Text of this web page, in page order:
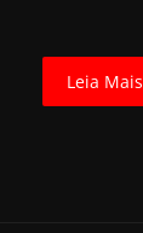
Leia Mais